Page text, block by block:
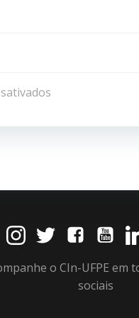
o CIn-UFPE em
sociais